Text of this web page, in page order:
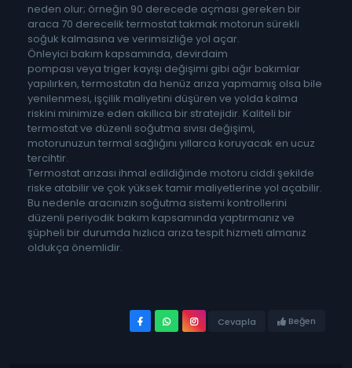
neden olur; örneğin 90 derecede açması gereken bir
araca 70 derecelik termostat takmak motorun sürekli
soğuk kalmasına ve verimsizliğe yol açar.
Önleyici bakım kapsamında, devirdaim
pompası veya triger kayışı değişimi gibi ağır bakımlar
yapılırken, termostatın da henüz arıza yapmamış olsa bile
yenilenmesi, işçilik maliyetini düşüren ve yolda kalma
riskini minimize eden akıllıca bir stratejidir. Kaliteli bir
termostat ve düzenli soğutma sıvısı değişimi,
motorunuzun termal sağlığını yıllarca koruyacak en ucuz
tercihtir.
Termostat arızası ihmal edildiğinde motoru ciddi şekilde
riske atabilir ve çok yüksek tamir maliyetlerine yol açabilir.
Bu nedenle aracınızın soğutma sistemi kontrollerini
düzenli periyodik bakım kapsamında yaptırmanız ve
şüpheli bir durumda hızlıca arıza tespit hizmeti almanız
oldukça önemlidir.
Cevapla Beğen